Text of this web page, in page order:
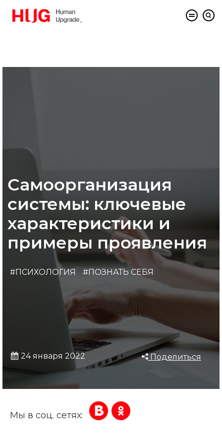
Самоорганизация
системы: ключевые
характеристики и
примеры проявления
#ПСИХОЛОГИЯ #ПОЗНАТЬ СЕБЯ
24 января 2022 Поделиться
Мы в соц. сетях: